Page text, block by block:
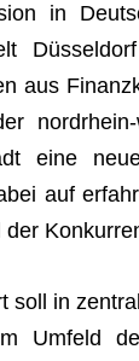
in
aus
eine
auf
der
soll in
Umfeld